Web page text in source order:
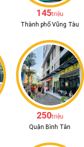
145triệu
Thành phố Vũng Tàu
250triệu
Quận Bình Tân